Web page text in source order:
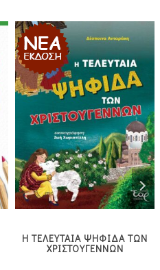
Η ΤΕΛΕΥΤΑΙΑ ΨΗΦΙΔΑ ΤΩΝ
ΧΡΙΣΤΟΥΓΕΝΝΩΝ